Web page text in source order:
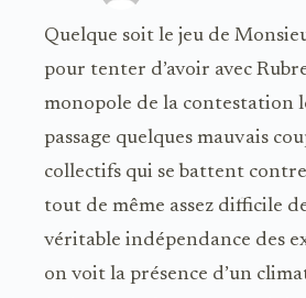
Quelque soit le jeu de
pour tenter d’avoir avec
monopole de la contestation
passage quelques mauvais
collectifs qui se battent
tout de même assez difficile
véritable indépendance des
on voit la présence d’un